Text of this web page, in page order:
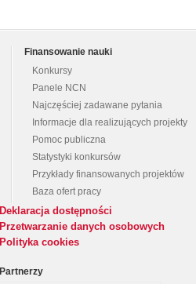
Finansowanie nauki
Konkursy
Panele NCN
Najczęściej zadawane pytania
Informacje dla realizujących projekty
Pomoc publiczna
Statystyki konkursów
Przykłady finansowanych projektów
Baza ofert pracy
Deklaracja dostępności
Przetwarzanie danych osobowych
Polityka cookies
Partnerzy